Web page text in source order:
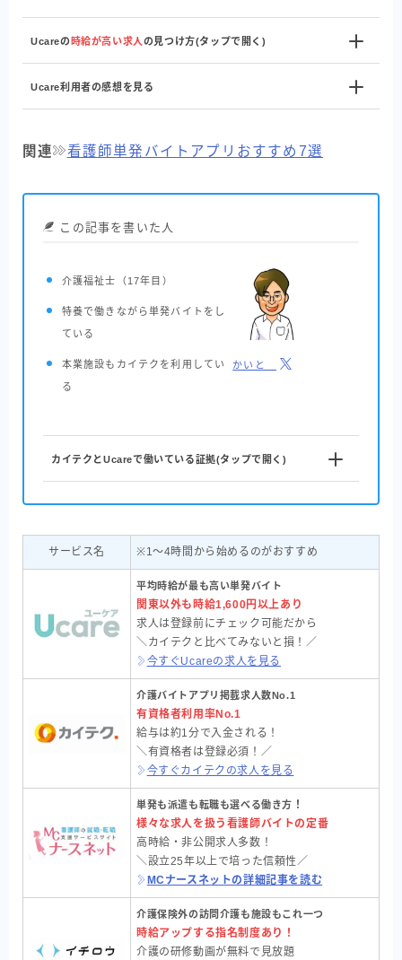
Ucareの 時給が高い求人 の見つけ方(タップで開く)
Ucare利用者の感想を見る
関連 看護師単発バイトアプリおすすめ7選
この記事を書いた人
介護福祉士 （17年目）
特養で働きながら単発バイトをし
ている
本業施設もカイテクを利用してい
る
かいと
カイテクとUcareで働いている証拠(タップで開く)
サービス名 ※1〜4時間から始めるのがおすすめ
平均時給が最も高い単発バイト
関東以外も 時給1,600円以上あり
求人は登録前にチェック可能だから
＼カイテクと比べてみないと損！／
今すぐUcareの求人を見る
介護バイトアプリ掲載求人数No.1
有資格者利用率No.1
給与は約1分で入金される！
＼有資格者は登録必須！／
今すぐカイテクの求人を見る
単発も派遣も転職も選べる働き方 ！
様々な求人を扱う看護師バイトの定番
高時給・非公開求人多数！
＼設立25年以上で培った信頼性／
MCナースネットの詳細記事を読む
介護保険外の訪問介護も施設もこれ一つ
時給アップする指名制度あり！
介護の研修動画が無料で見放題